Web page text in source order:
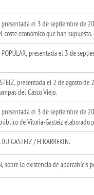
el 3 de septiembre de
coste económico que han supuesto.
presentada el 3 de
presentada el 2 de agosto
del Casco Viejo.
el 3 de septiembre de
de Vitoria-Gasteiz elaborado
GASTEIZ / ELKARREKIN.
sobre la existencia de aparcabicis